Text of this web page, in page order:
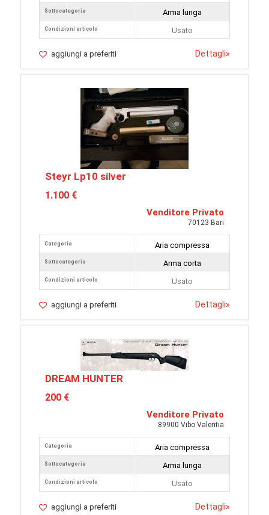
Sottocategoria
Condizioni articolo
Arma lunga
Usato
aggiungi a preferiti Dettagli»
Steyr Lp10 silver
1.100 €
Venditore Privato
70123 Bari
Categoria
Sottocategoria
Condizioni articolo
Aria compressa
Arma corta
Usato
aggiungi a preferiti Dettagli»
DREAM HUNTER
200 €
Venditore Privato
89900 Vibo Valentia
Categoria
Sottocategoria
Condizioni articolo
Aria compressa
Arma lunga
Usato
aggiungi a preferiti Dettagli»